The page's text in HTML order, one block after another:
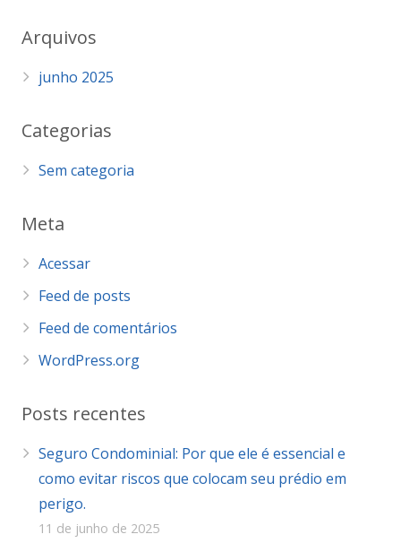
Arquivos
junho 2025
Categorias
Sem categoria
Meta
Acessar
Feed de posts
Feed de comentários
WordPress.org
Posts recentes
Seguro Condominial: Por que ele é essencial e
como evitar riscos que colocam seu prédio em
perigo.
11 de junho de 2025